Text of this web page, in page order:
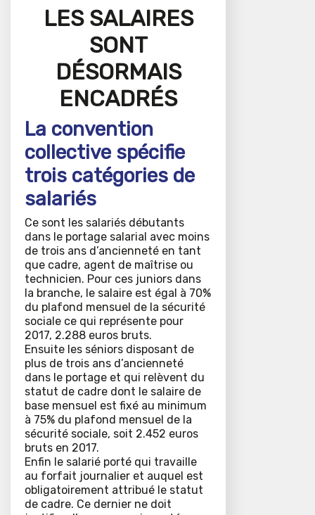
LES SALAIRES
SONT
DÉSORMAIS
ENCADRÉS
La convention
collective spécifie
trois catégories de
salariés
Ce sont les salariés débutants
dans le portage salarial avec moins
de trois ans d’ancienneté en tant
que cadre, agent de maîtrise ou
technicien. Pour ces juniors dans
la branche, le salaire est égal à 70%
du plafond mensuel de la sécurité
sociale ce qui représente pour
2017, 2.288 euros bruts.
Ensuite les séniors disposant de
plus de trois ans d’ancienneté
dans le portage et qui relèvent du
statut de cadre dont le salaire de
base mensuel est fixé au minimum
à 75% du plafond mensuel de la
sécurité sociale, soit 2.452 euros
bruts en 2017.
Enfin le salarié porté qui travaille
au forfait journalier et auquel est
obligatoirement attribué le statut
de cadre. Ce dernier ne doit